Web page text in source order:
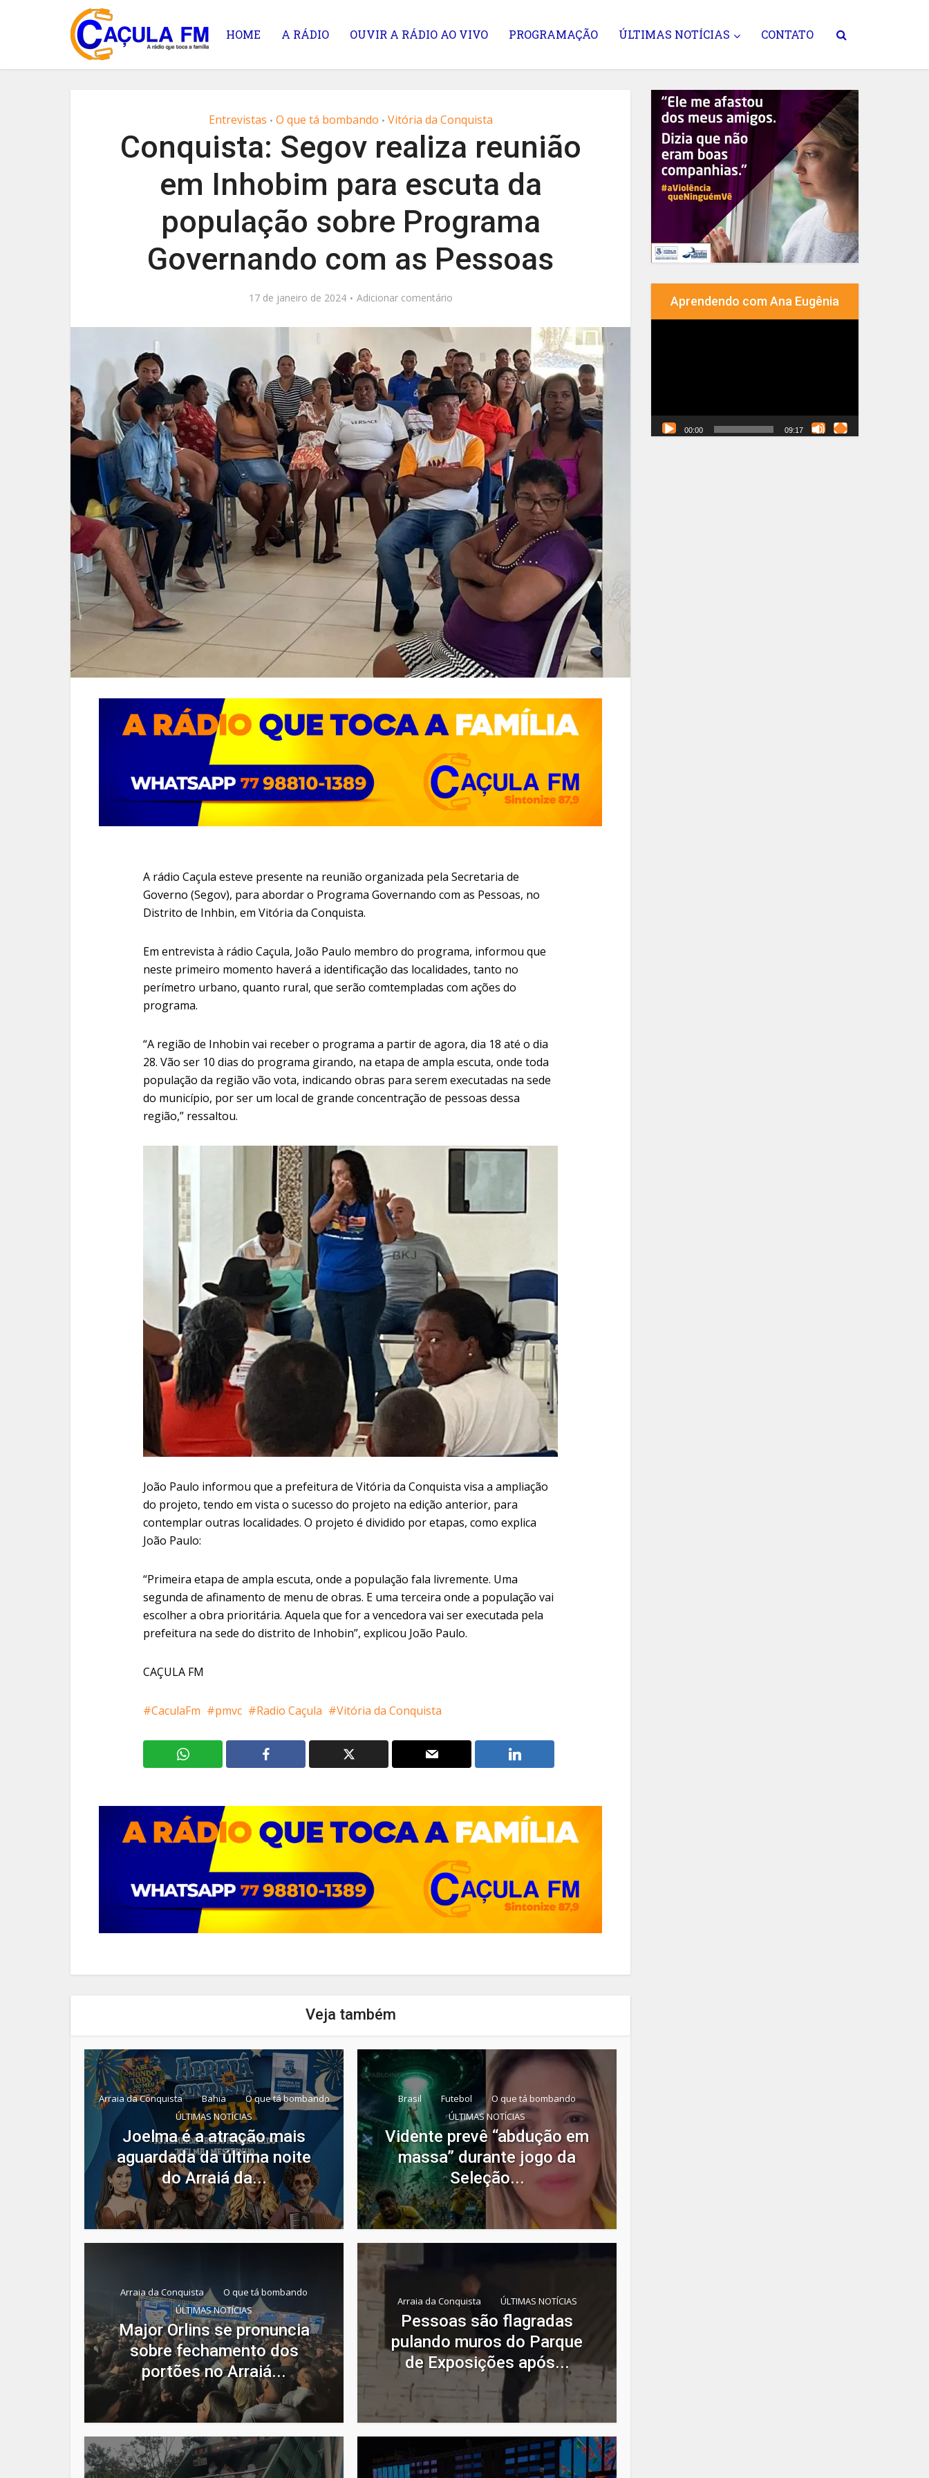
HOME A RÁDIO OUVIR A RÁDIO AO VIVO PROGRAMAÇÃO ÚLTIMAS NOTÍCIAS CONTATO
Entrevistas • O que tá bombando • Vitória da Conquista
Conquista: Segov realiza reunião
em Inhobim para escuta da
população sobre Programa
Governando com as Pessoas
17 de janeiro de 2024 Adicionar comentário
A rádio Caçula esteve presente na reunião organizada pela Secretaria de
Governo (Segov), para abordar o Programa Governando com as Pessoas, no
Distrito de Inhbin, em Vitória da Conquista.
Em entrevista à rádio Caçula, João Paulo membro do programa, informou que
neste primeiro momento haverá a identificação das localidades, tanto no
perímetro urbano, quanto rural, que serão comtempladas com ações do
programa.
“A região de Inhobin vai receber o programa a partir de agora, dia 18 até o dia
28. Vão ser 10 dias do programa girando, na etapa de ampla escuta, onde toda
população da região vão vota, indicando obras para serem executadas na sede
do município, por ser um local de grande concentração de pessoas dessa
região,” ressaltou.
João Paulo informou que a prefeitura de Vitória da Conquista visa a ampliação
do projeto, tendo em vista o sucesso do projeto na edição anterior, para
contemplar outras localidades. O projeto é dividido por etapas, como explica
João Paulo:
“Primeira etapa de ampla escuta, onde a população fala livremente. Uma
segunda de afinamento de menu de obras. E uma terceira onde a população vai
escolher a obra prioritária. Aquela que for a vencedora vai ser executada pela
prefeitura na sede do distrito de Inhobin”, explicou João Paulo.
CAÇULA FM
CaculaFm pmvc Radio Caçula Vitória da Conquista
Veja também
Arraia da Conquista Bahia
O que tá bombando
ÚLTIMAS NOTÍCIAS
Joelma é a atração mais
aguardada da última noite
do Arraiá da...
Brasil Futebol
O que tá bombando
ÚLTIMAS NOTÍCIAS
Vidente prevê “abdução em
massa” durante jogo da
Seleção...
Arraia da Conquista
O que tá bombando
ÚLTIMAS NOTÍCIAS
Major Orlins se pronuncia
sobre fechamento dos
portões no Arraiá...
Arraia da Conquista ÚLTIMAS NOTÍCIAS
Pessoas são flagradas
pulando muros do Parque
de Exposições após...
Aprendendo com Ana Eugênia
00:00 09:17